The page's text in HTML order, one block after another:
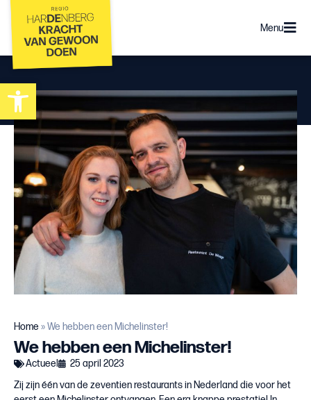
Toolbar openen
Menu
Home »We hebben een Michelinster!
We hebben een Michelinster!
Actueel
25 april 2023
Zij zijn één van de zeventien restaurants in Nederland die voor het